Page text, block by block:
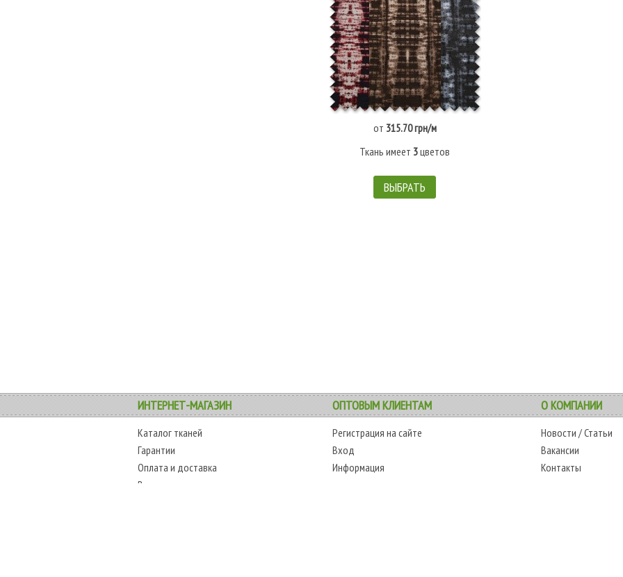
от 315.70 грн/м
Ткань имеет 3цветов
ВЫБРАТЬ
ИНТЕРНЕТ-МАГАЗИН ОПТОВЫМ КЛИЕНТАМ О КОМПАНИИ
Каталог тканей
Гарантии
Оплата и доставка
Возврат товара
Регистрация на сайте
Вход
Информация
Новости /Статьи
Вакансии
Контакты